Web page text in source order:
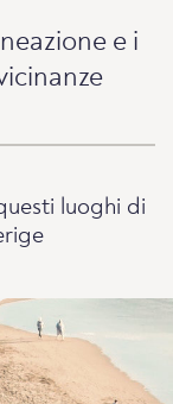
e i
luoghi di